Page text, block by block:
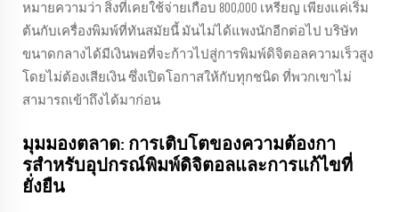
หมายความว่า สิ่งที่เคยใช้จ่ายเกือบ 800,000 เหรียญ เพียงแค่เริ่ม
ต้นกับเครื่องพิมพ์ที่ทันสมัยนี้ มันไม่ได้แพงนักอีกต่อไป บริษัท
ขนาดกลางได้มีเงินพอที่จะก้าวไปสู่การพิมพ์ดิจิตอลความเร็วสูง
โดยไม่ต้องเสียเงิน ซึ่งเปิดโอกาสให้กับทุกชนิด ที่พวกเขาไม่
สามารถเข้าถึงได้มาก่อน
มุมมองตลาด: การเติบโตของความต้องกา
รสําหรับอุปกรณ์พิมพ์ดิจิตอลและการแก้ไขที่
ยั่งยืน